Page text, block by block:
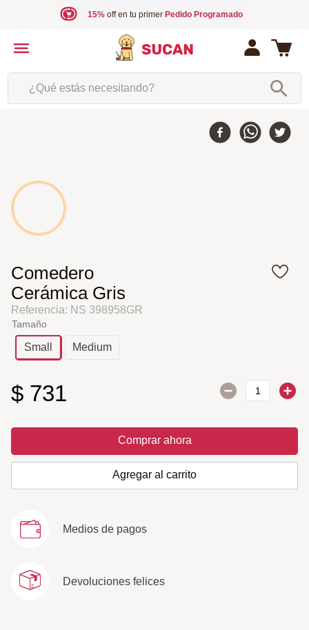
15%off en tu primer Pedido Programado
¿Qué estás necesitando?
Comedero
Cerámica Gris
Referencia: NS 398958GR
Tamaño
Small Medium
$ 731
Comprar ahora
Agregar al carrito
Medios de pagos
Devoluciones felices